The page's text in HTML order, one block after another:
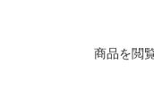
商品を閲